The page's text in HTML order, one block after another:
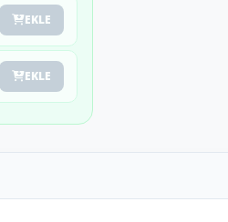
EKLE
EKLE